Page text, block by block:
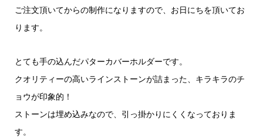
ご注文頂いてからの制作になりますので、お日にちを頂いてお
ります。
とても手の込んだパターカバーホルダーです。
クオリティーの高いラインストーンが詰まった、キラキラのチ
ョウが印象的！
ストーンは埋め込みなので、引っ掛かりにくくなっておりま
す。